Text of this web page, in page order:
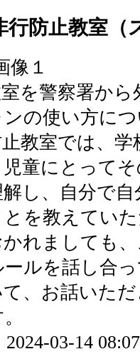
防止教室（
を警察署か
の使い方に
教室では、
童にとって
し、自分で
とを教えてい
れましても
ルを話し合
、お話いた
2024-03-14